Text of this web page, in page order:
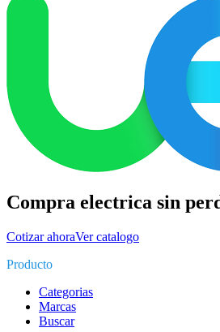
Compra electrica sin
Cotizar ahoraVer catalogo
Producto
Categorias
Marcas
Buscar